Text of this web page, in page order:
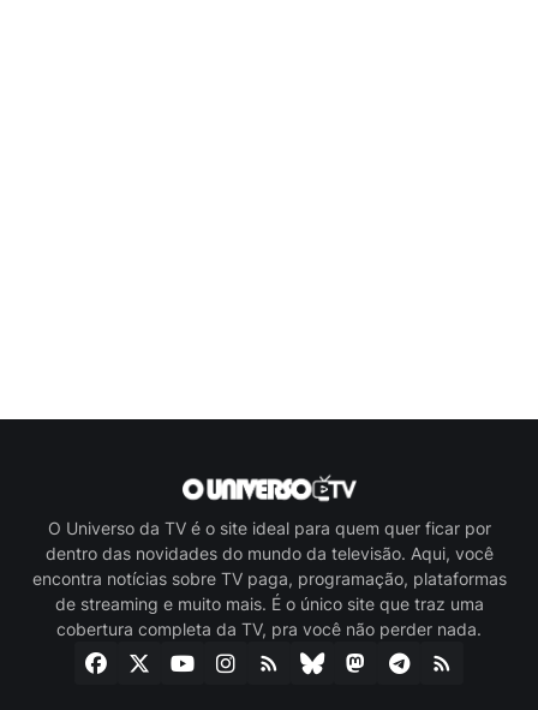
O Universo da TV é o site ideal para quem quer ficar por
dentro das novidades do mundo da televisão. Aqui, você
encontra notícias sobre TV paga, programação, plataformas
de streaming e muito mais. É o único site que traz uma
cobertura completa da TV, pra você não perder nada.